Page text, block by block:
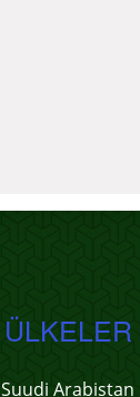
ÜLKELER
Suudi Arabistan